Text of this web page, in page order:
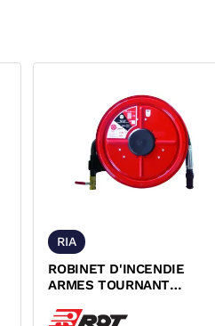
RIA
ROBINET D'INCENDIE
ARMES TOURNANT